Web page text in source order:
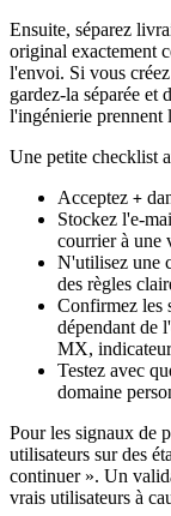
Ensuite, séparez
original exactement
l'envoi. Si vous
gardez-la séparée et
l'ingénierie prennent
Une petite checklist
Acceptez +
Stockez l'e-
courrier à une
N'utilisez une
des règles
Confirmez les
dépendant de
MX,
Testez avec
domaine
Pour les signaux de
utilisateurs sur des
continuer ». Un
vrais utilisateurs à